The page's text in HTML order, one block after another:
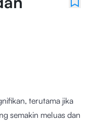
terutama jika
semakin meluas dan